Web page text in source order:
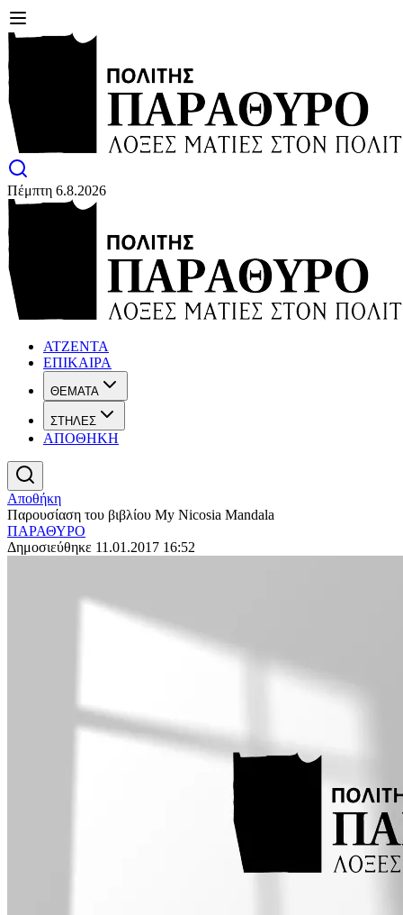
Πέμπτη 6.8.2026
ΑΤΖΕΝΤΑ
ΕΠΙΚΑΙΡΑ
ΘΕΜΑΤΑ
ΣΤΗΛΕΣ
ΑΠΟΘΗΚΗ
Αποθήκη
Παρουσίαση του βιβλίου My Nicosia Mandala
ΠΑΡΑΘΥΡΟ
Δημοσιεύθηκε 11.01.2017 16:52